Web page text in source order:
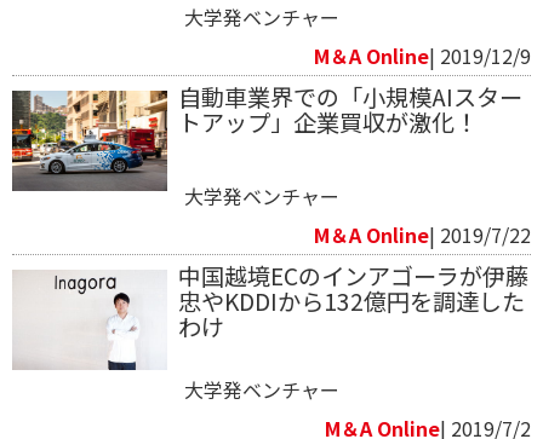
大学発ベンチャー
M＆A Online| 2019/12/9
自動車業界での「小規模AIスター
トアップ」企業買収が激化！
大学発ベンチャー
M＆A Online| 2019/7/22
中国越境ECのインアゴーラが伊藤
忠やKDDIから132億円を調達した
わけ
大学発ベンチャー
M＆A Online| 2019/7/2